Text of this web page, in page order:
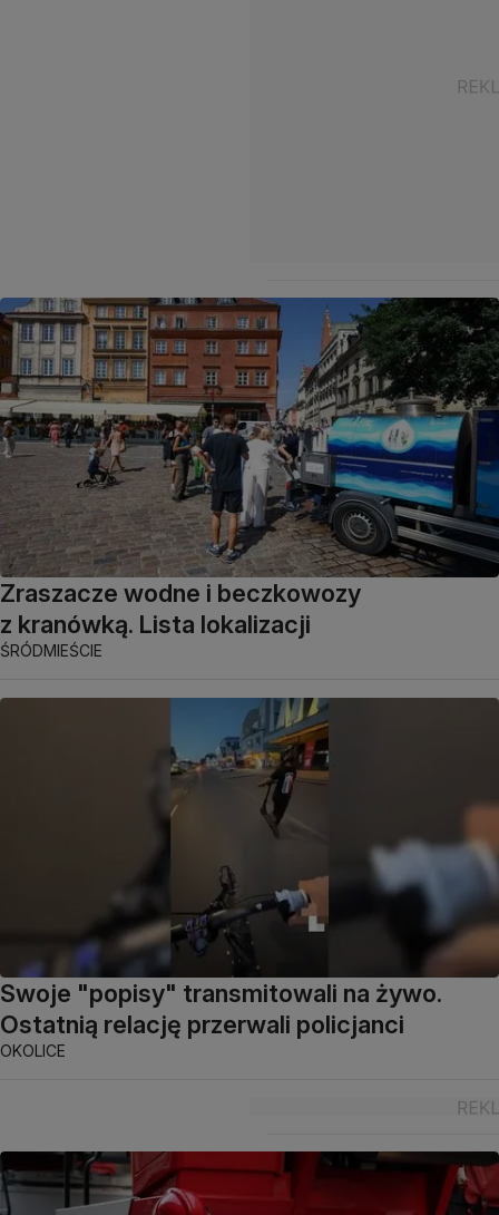
Zraszacze wodne i beczkowozy
z kranówką. Lista lokalizacji
ŚRÓDMIEŚCIE
Swoje "popisy" transmitowali na żywo.
Ostatnią relację przerwali policjanci
OKOLICE